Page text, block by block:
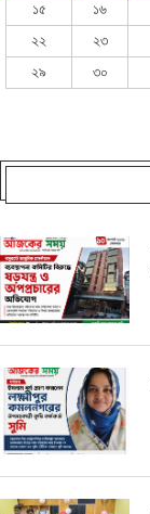
১৫
১৬
২২
২৩
২৯
৩০